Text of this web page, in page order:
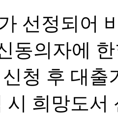
선정되어
동의자에
청 후 대출
시 희망도서